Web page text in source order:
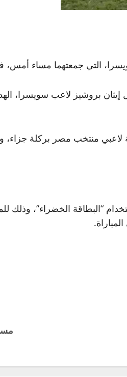
أمس، في دور الـ32 من كأس العالم
بنتيجة 3-1، ليودع المونديال من دور الـ32،
منتخب مصر بركلة جزاء،
الدولي لكرة القدم “فيفا” لبطولة كأس العالم للناشئين